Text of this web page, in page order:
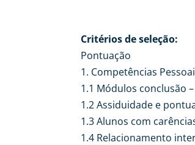
Critérios de seleção:
Pontuação
1. Competências
1.1 Módulos conclusão
1.2 Assiduidade e
1.3 Alunos com
1.4 Relacionamento